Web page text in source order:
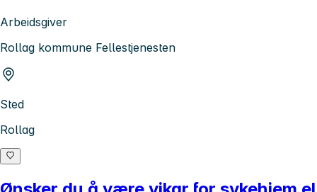
Arbeidsgiver
Rollag kommune Fellestjenesten
Sted
Rollag